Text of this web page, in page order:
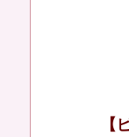
【